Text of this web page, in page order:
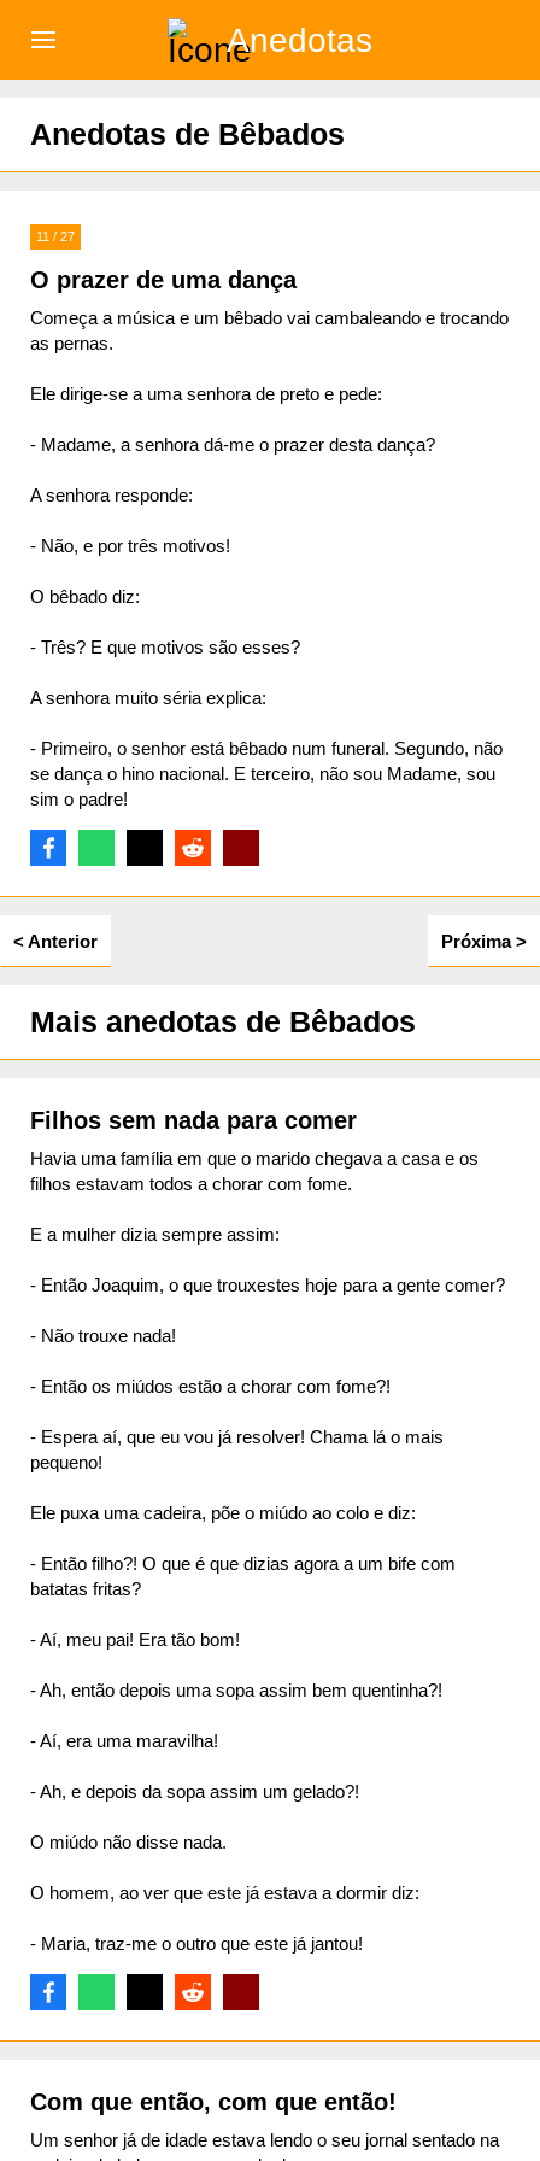
Anedotas
Anedotas de Bêbados
11 / 27
O prazer de uma dança
Começa a música e um bêbado vai cambaleando e trocando
as pernas.
Ele dirige-se a uma senhora de preto e pede:
- Madame, a senhora dá-me o prazer desta dança?
A senhora responde:
- Não, e por três motivos!
O bêbado diz:
- Três? E que motivos são esses?
A senhora muito séria explica:
- Primeiro, o senhor está bêbado num funeral. Segundo, não
se dança o hino nacional. E terceiro, não sou Madame, sou
sim o padre!
< Anterior Próxima >
Mais anedotas de Bêbados
Filhos sem nada para comer
Havia uma família em que o marido chegava a casa e os
filhos estavam todos a chorar com fome.
E a mulher dizia sempre assim:
- Então Joaquim, o que trouxestes hoje para a gente comer?
- Não trouxe nada!
- Então os miúdos estão a chorar com fome?!
- Espera aí, que eu vou já resolver! Chama lá o mais
pequeno!
Ele puxa uma cadeira, põe o miúdo ao colo e diz:
- Então filho?! O que é que dizias agora a um bife com
batatas fritas?
- Aí, meu pai! Era tão bom!
- Ah, então depois uma sopa assim bem quentinha?!
- Aí, era uma maravilha!
- Ah, e depois da sopa assim um gelado?!
O miúdo não disse nada.
O homem, ao ver que este já estava a dormir diz:
- Maria, traz-me o outro que este já jantou!
Com que então, com que então!
Um senhor já de idade estava lendo o seu jornal sentado na